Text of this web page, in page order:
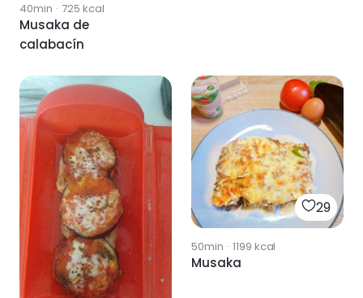
40min · 725 kcal
Musaka de
calabacín
29
50min · 1199 kcal
Musaka